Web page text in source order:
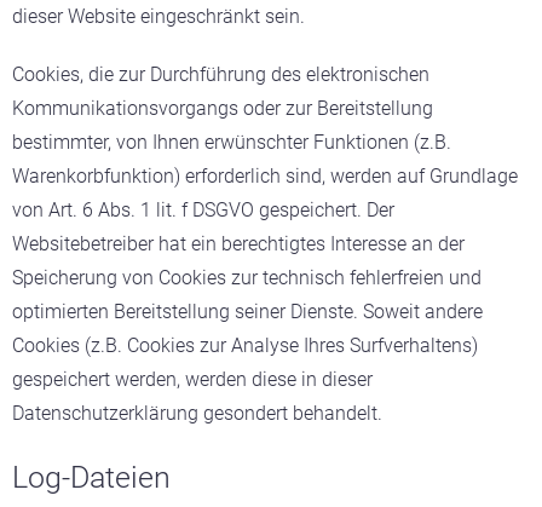
dieser Website eingeschränkt sein.
Cookies, die zur Durchführung des elektronischen
Kommunikationsvorgangs oder zur Bereitstellung
bestimmter, von Ihnen erwünschter Funktionen (z.B.
Warenkorbfunktion) erforderlich sind, werden auf Grundlage
von Art. 6 Abs. 1 lit. f DSGVO gespeichert. Der
Websitebetreiber hat ein berechtigtes Interesse an der
Speicherung von Cookies zur technisch fehlerfreien und
optimierten Bereitstellung seiner Dienste. Soweit andere
Cookies (z.B. Cookies zur Analyse Ihres Surfverhaltens)
gespeichert werden, werden diese in dieser
Datenschutzerklärung gesondert behandelt.
Log-Dateien